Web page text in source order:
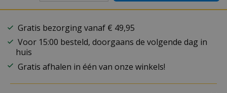
Gratis bezorging vanaf € 49,95
Voor 15:00 besteld, doorgaans de volgende dag in
huis
Gratis afhalen in één van onze winkels!